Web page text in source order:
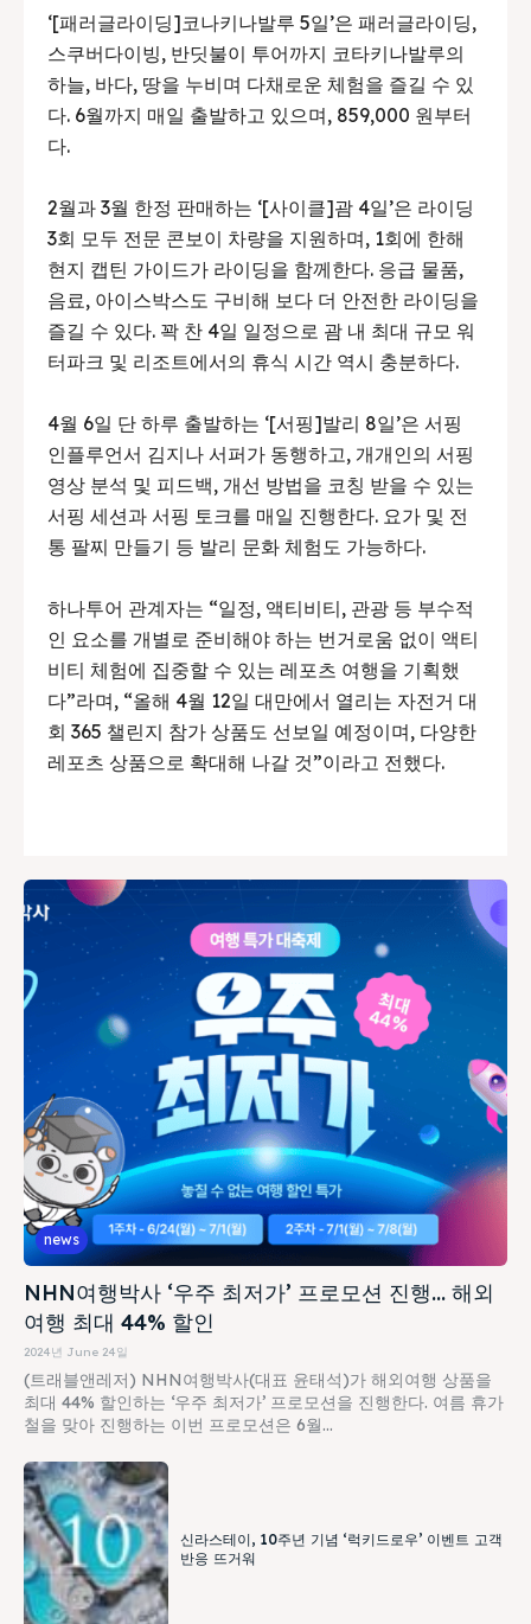
‘[패러글라이딩]코나키나발루 5일’은 패러글라이딩,
스쿠버다이빙, 반딧불이 투어까지 코타키나발루의
하늘, 바다, 땅을 누비며 다채로운 체험을 즐길 수 있
다. 6월까지 매일 출발하고 있으며, 859,000 원부터
다.
2월과 3월 한정 판매하는 ‘[사이클]괌 4일’은 라이딩
3회 모두 전문 콘보이 차량을 지원하며, 1회에 한해
현지 캡틴 가이드가 라이딩을 함께한다. 응급 물품,
음료, 아이스박스도 구비해 보다 더 안전한 라이딩을
즐길 수 있다. 꽉 찬 4일 일정으로 괌 내 최대 규모 워
터파크 및 리조트에서의 휴식 시간 역시 충분하다.
4월 6일 단 하루 출발하는 ‘[서핑]발리 8일’은 서핑
인플루언서 김지나 서퍼가 동행하고, 개개인의 서핑
영상 분석 및 피드백, 개선 방법을 코칭 받을 수 있는
서핑 세션과 서핑 토크를 매일 진행한다. 요가 및 전
통 팔찌 만들기 등 발리 문화 체험도 가능하다.
하나투어 관계자는 “일정, 액티비티, 관광 등 부수적
인 요소를 개별로 준비해야 하는 번거로움 없이 액티
비티 체험에 집중할 수 있는 레포츠 여행을 기획했
다”라며, “올해 4월 12일 대만에서 열리는 자전거 대
회 365 챌린지 참가 상품도 선보일 예정이며, 다양한
레포츠 상품으로 확대해 나갈 것”이라고 전했다.
news
NHN여행박사 ‘우주 최저가’ 프로모션 진행… 해외
여행 최대 44% 할인
2024년 June 24일
(트래블앤레저) NHN여행박사(대표 윤태석)가 해외여행 상품을
최대 44% 할인하는 ‘우주 최저가’ 프로모션을 진행한다. 여름 휴가
철을 맞아 진행하는 이번 프로모션은 6월...
신라스테이, 10주년 기념 ‘럭키드로우’ 이벤트 고객
반응 뜨거워